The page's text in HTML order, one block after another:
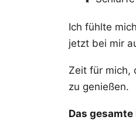
Ich fühlte
jetzt bei mir
Zeit für mich,
zu genießen.
Das